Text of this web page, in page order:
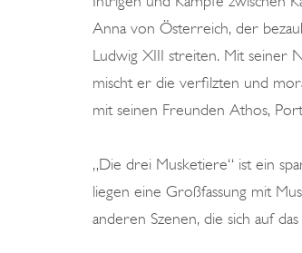
Anna von Österreich, der
Ludwig XIII streiten. Mit seiner
mischt er die verfilzten und
mit seinen Freunden Athos,
„Die drei Musketiere“ ist ein
liegen eine Großfassung mit
anderen Szenen, die sich auf